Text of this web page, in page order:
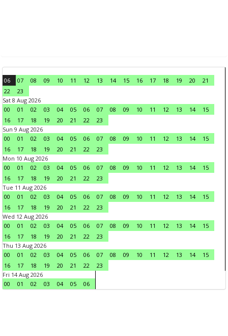
06 07 08 09 10 11 12 13 14 15 16 17 18 19 20
21
22
23
Sat 8 Aug 2026
00
01 02 03 04 05 06 07 08 09 10 11 12 13 14
15
16
17 18 19 20 21 22
23
Sun 9 Aug 2026
00
01 02 03 04 05 06 07 08 09 10 11 12 13 14
15
16
17 18 19 20 21 22
23
Mon 10 Aug 2026
00
01 02 03 04 05 06 07 08 09 10 11 12 13 14
15
16
17 18 19 20 21 22
23
Tue 11 Aug 2026
00
01 02 03 04 05 06 07 08 09 10 11 12 13 14
15
16
17 18 19 20 21 22
23
Wed 12 Aug 2026
00
01 02 03 04 05 06 07 08 09 10 11 12 13 14
15
16
17 18 19 20 21 22
23
Thu 13 Aug 2026
00
01 02 03 04 05 06 07 08 09 10 11 12 13 14
15
16
17 18 19 20 21 22
23
Fri 14 Aug 2026
00
01 02 03 04 05 06